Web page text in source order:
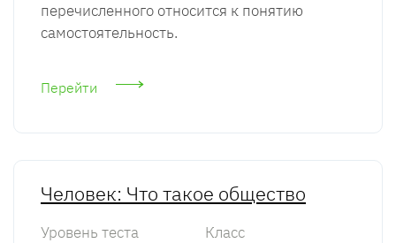
перечисленного относится к понятию
самостоятельность.
Перейти
Человек: Что такое общество
Уровень теста Класс